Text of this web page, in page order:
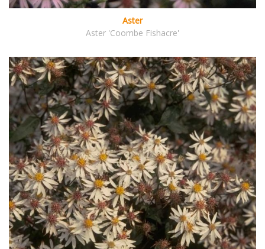
Aster
Aster 'Coombe Fishacre'